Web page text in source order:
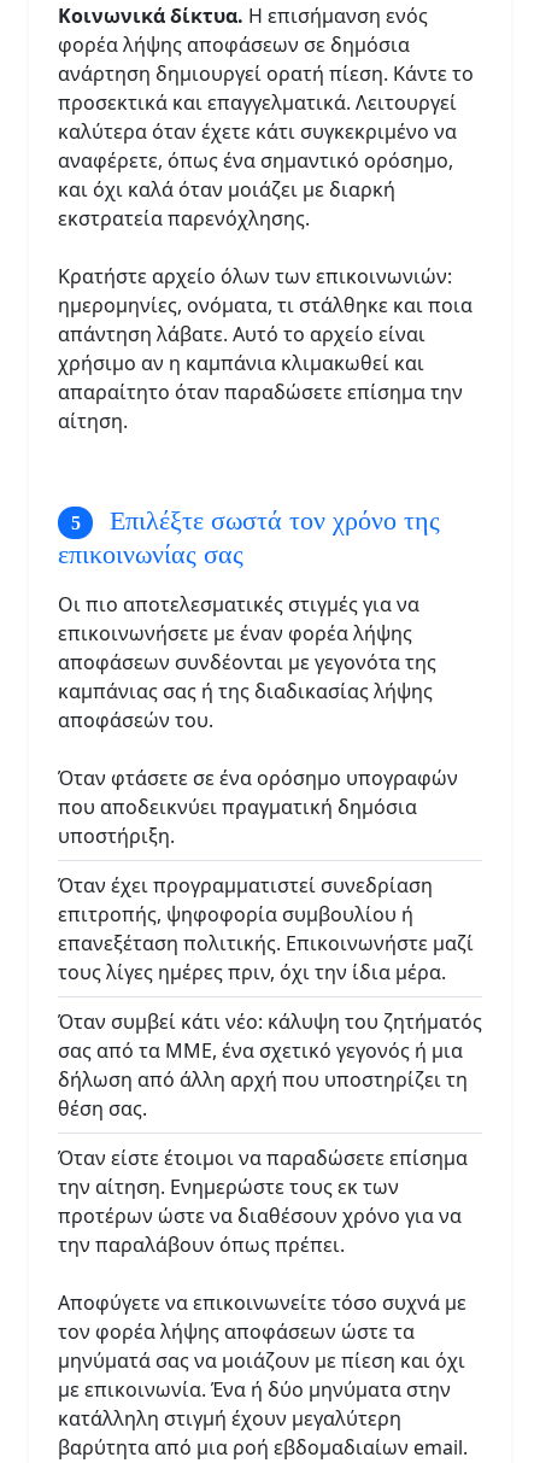
Κοινωνικά δίκτυα. Η επισήμανση ενός
φορέα λήψης αποφάσεων σε δημόσια
ανάρτηση δημιουργεί ορατή πίεση. Κάντε το
προσεκτικά και επαγγελματικά. Λειτουργεί
καλύτερα όταν έχετε κάτι συγκεκριμένο να
αναφέρετε, όπως ένα σημαντικό ορόσημο,
και όχι καλά όταν μοιάζει με διαρκή
εκστρατεία παρενόχλησης.
Κρατήστε αρχείο όλων των επικοινωνιών:
ημερομηνίες, ονόματα, τι στάλθηκε και ποια
απάντηση λάβατε. Αυτό το αρχείο είναι
χρήσιμο αν η καμπάνια κλιμακωθεί και
απαραίτητο όταν παραδώσετε επίσημα την
αίτηση.
Επιλέξτε σωστά τον χρόνο της
επικοινωνίας σας
Οι πιο αποτελεσματικές στιγμές για να
επικοινωνήσετε με έναν φορέα λήψης
αποφάσεων συνδέονται με γεγονότα της
καμπάνιας σας ή της διαδικασίας λήψης
αποφάσεών του.
Όταν φτάσετε σε ένα ορόσημο υπογραφών
που αποδεικνύει πραγματική δημόσια
υποστήριξη.
Όταν έχει προγραμματιστεί συνεδρίαση
επιτροπής, ψηφοφορία συμβουλίου ή
επανεξέταση πολιτικής. Επικοινωνήστε μαζί
τους λίγες ημέρες πριν, όχι την ίδια μέρα.
Όταν συμβεί κάτι νέο: κάλυψη του ζητήματός
σας από τα ΜΜΕ, ένα σχετικό γεγονός ή μια
δήλωση από άλλη αρχή που υποστηρίζει τη
θέση σας.
Όταν είστε έτοιμοι να παραδώσετε επίσημα
την αίτηση. Ενημερώστε τους εκ των
προτέρων ώστε να διαθέσουν χρόνο για να
την παραλάβουν όπως πρέπει.
Αποφύγετε να επικοινωνείτε τόσο συχνά με
τον φορέα λήψης αποφάσεων ώστε τα
μηνύματά σας να μοιάζουν με πίεση και όχι
με επικοινωνία. Ένα ή δύο μηνύματα στην
κατάλληλη στιγμή έχουν μεγαλύτερη
βαρύτητα από μια ροή εβδομαδιαίων email.